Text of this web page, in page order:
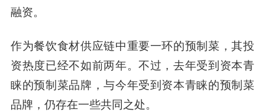
融资。
作为餐饮食材供应链中重要一环的预制菜，其投
资热度已经不如前两年。不过，去年受到资本青
睐的预制菜品牌，与今年受到资本青睐的预制菜
品牌，仍存在一些共同之处。